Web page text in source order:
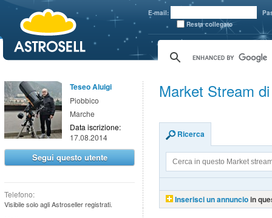
E-mail:
Resta collegato
Teseo Aluigi
Piobbico
Marche
Data iscrizione:
17.08.2014
Segui questo utente
Telefono:
Visibile solo agli Astroseller registrati.
Market Stream
Ricerca
Inserisci un annuncioin